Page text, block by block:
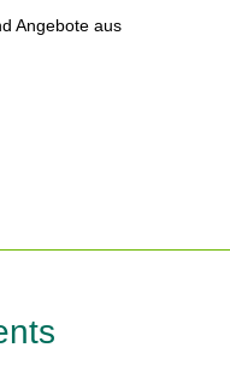
Angebote aus